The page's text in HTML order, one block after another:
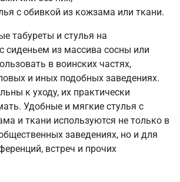
с обивкой из кожзама или ткани.
табуреты и стулья на
сиденьем из массива сосны или
в воинских частях,
и иных подобных заведениях.
к уходу, их практически
Удобные и мягкие стулья с
и ткани используются не только в
заведениях, но и для
встреч и прочих